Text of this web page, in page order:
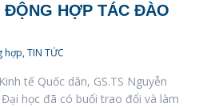
ĐỘNG HỢP TÁC ĐÀO
hợp,TIN TỨC
tế Quốc dân, GS.TS Nguyễn
học đã có buổi trao đổi và làm